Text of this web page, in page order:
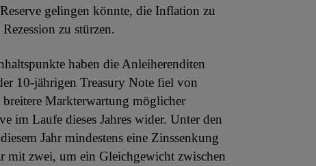
gelingen könnte, die Inflation zu
zu stürzen.
haben die Anleiherenditen
10-jährigen Treasury Note fiel von
Markterwartung möglicher
im Laufe dieses Jahres wider. Unter den
Jahr mindestens eine Zinssenkung
mit zwei, um ein Gleichgewicht zwischen